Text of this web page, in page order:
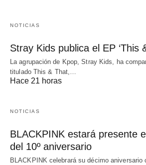
NOTICIAS
Stray Kids publica el EP ‘This
La agrupación de Kpop, Stray Kids, ha
titulado This & That,…
Hace 21 horas
NOTICIAS
BLACKPINK estará presente
del 10º aniversario
BLACKPINK celebrará su décimo aniversario